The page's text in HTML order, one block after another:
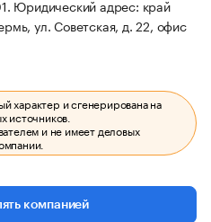
Юридический адрес: край
ул. Советская, д. 22, офис
характер и сгенерирована на
источников.
и не имеет деловых
компанией